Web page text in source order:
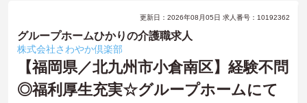
更新日：2026年08月05日 求人番号：10192362
グループホームひかりの介護職求人
株式会社さわやか倶楽部
【福岡県／北九州市小倉南区】経験不問
◎福利厚生充実☆グループホームにて